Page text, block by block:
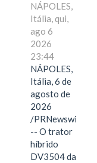
NÁPOLES,
Itália, qui,
ago 6
2026
23:44
NÁPOLES,
Itália, 6 de
agosto de
2026
/PRNewswire/
-- O trator
híbrido
DV3504 da